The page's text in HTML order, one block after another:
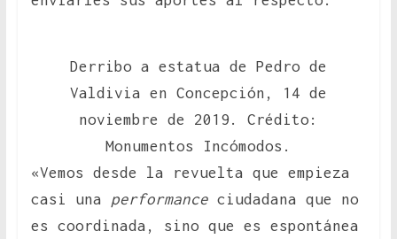
Derribo a estatua de Pedro de
Valdivia en Concepción, 14 de
noviembre de 2019. Crédito:
Monumentos Incómodos.
«Vemos desde la revuelta que empieza
casi una performanceciudadana que no
es coordinada, sino que es espontánea